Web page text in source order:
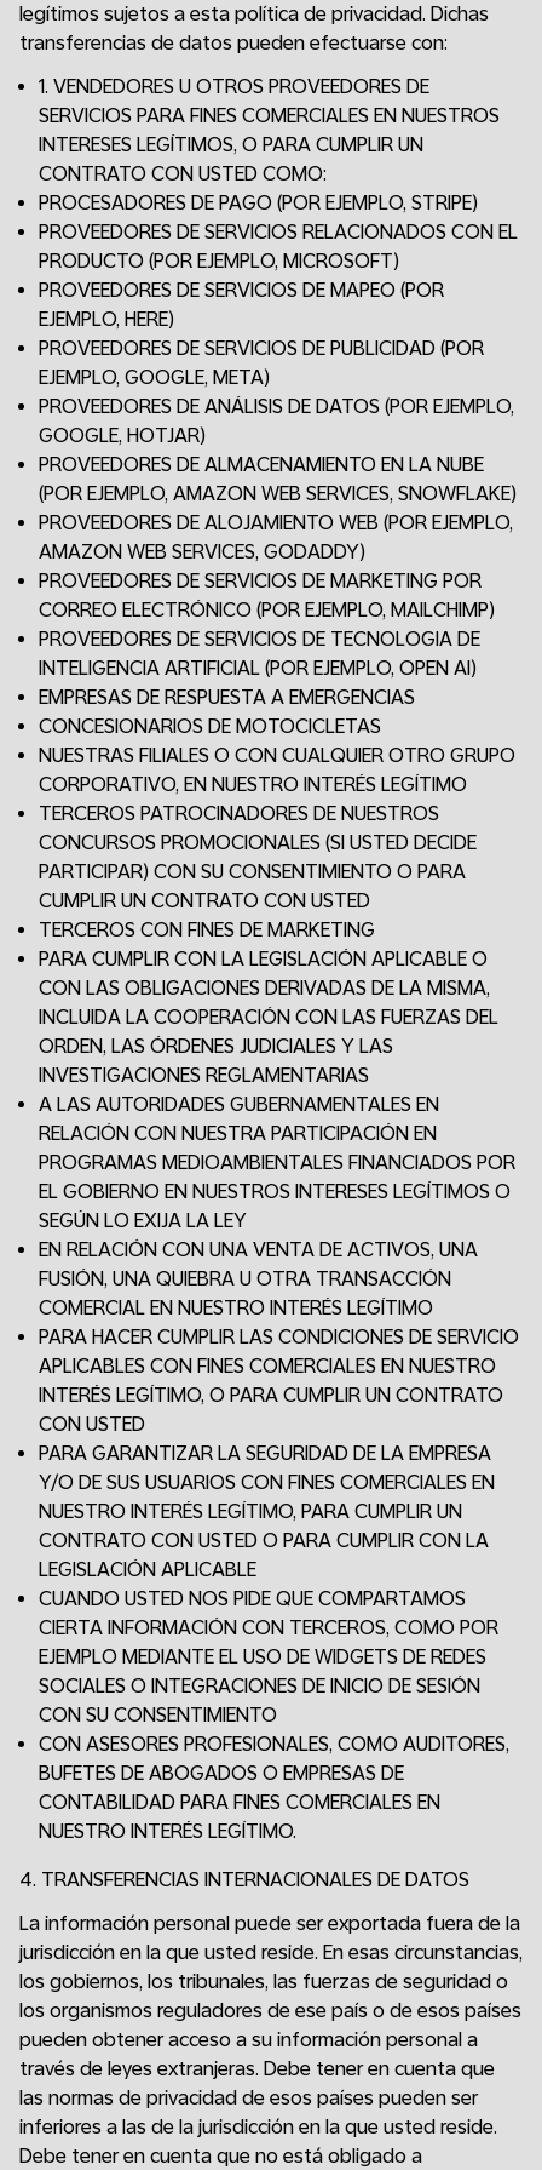
legítimos sujetos a esta política de privacidad. Dichas
transferencias de datos pueden efectuarse con:
1. VENDEDORES U OTROS PROVEEDORES DE
SERVICIOS PARA FINES COMERCIALES EN NUESTROS
INTERESES LEGÍTIMOS, O PARA CUMPLIR UN
CONTRATO CON USTED COMO:
PROCESADORES DE PAGO (POR EJEMPLO, STRIPE)
PROVEEDORES DE SERVICIOS RELACIONADOS CON EL
PRODUCTO (POR EJEMPLO, MICROSOFT)
PROVEEDORES DE SERVICIOS DE MAPEO (POR
EJEMPLO, HERE)
PROVEEDORES DE SERVICIOS DE PUBLICIDAD (POR
EJEMPLO, GOOGLE, META)
PROVEEDORES DE ANÁLISIS DE DATOS (POR EJEMPLO,
GOOGLE, HOTJAR)
PROVEEDORES DE ALMACENAMIENTO EN LA NUBE
(POR EJEMPLO, AMAZON WEB SERVICES, SNOWFLAKE)
PROVEEDORES DE ALOJAMIENTO WEB (POR EJEMPLO,
AMAZON WEB SERVICES, GODADDY)
PROVEEDORES DE SERVICIOS DE MARKETING POR
CORREO ELECTRÓNICO (POR EJEMPLO, MAILCHIMP)
PROVEEDORES DE SERVICIOS DE TECNOLOGIA DE
INTELIGENCIA ARTIFICIAL (POR EJEMPLO, OPEN AI)
EMPRESAS DE RESPUESTA A EMERGENCIAS
CONCESIONARIOS DE MOTOCICLETAS
NUESTRAS FILIALES O CON CUALQUIER OTRO GRUPO
CORPORATIVO, EN NUESTRO INTERÉS LEGÍTIMO
TERCEROS PATROCINADORES DE NUESTROS
CONCURSOS PROMOCIONALES (SI USTED DECIDE
PARTICIPAR) CON SU CONSENTIMIENTO O PARA
CUMPLIR UN CONTRATO CON USTED
TERCEROS CON FINES DE MARKETING
PARA CUMPLIR CON LA LEGISLACIÓN APLICABLE O
CON LAS OBLIGACIONES DERIVADAS DE LA MISMA,
INCLUIDA LA COOPERACIÓN CON LAS FUERZAS DEL
ORDEN, LAS ÓRDENES JUDICIALES Y LAS
INVESTIGACIONES REGLAMENTARIAS
A LAS AUTORIDADES GUBERNAMENTALES EN
RELACIÓN CON NUESTRA PARTICIPACIÓN EN
PROGRAMAS MEDIOAMBIENTALES FINANCIADOS POR
EL GOBIERNO EN NUESTROS INTERESES LEGÍTIMOS O
SEGÚN LO EXIJA LA LEY
EN RELACIÓN CON UNA VENTA DE ACTIVOS, UNA
FUSIÓN, UNA QUIEBRA U OTRA TRANSACCIÓN
COMERCIAL EN NUESTRO INTERÉS LEGÍTIMO
PARA HACER CUMPLIR LAS CONDICIONES DE SERVICIO
APLICABLES CON FINES COMERCIALES EN NUESTRO
INTERÉS LEGÍTIMO, O PARA CUMPLIR UN CONTRATO
CON USTED
PARA GARANTIZAR LA SEGURIDAD DE LA EMPRESA
Y/O DE SUS USUARIOS CON FINES COMERCIALES EN
NUESTRO INTERÉS LEGÍTIMO, PARA CUMPLIR UN
CONTRATO CON USTED O PARA CUMPLIR CON LA
LEGISLACIÓN APLICABLE
CUANDO USTED NOS PIDE QUE COMPARTAMOS
CIERTA INFORMACIÓN CON TERCEROS, COMO POR
EJEMPLO MEDIANTE EL USO DE WIDGETS DE REDES
SOCIALES O INTEGRACIONES DE INICIO DE SESIÓN
CON SU CONSENTIMIENTO
CON ASESORES PROFESIONALES, COMO AUDITORES,
BUFETES DE ABOGADOS O EMPRESAS DE
CONTABILIDAD PARA FINES COMERCIALES EN
NUESTRO INTERÉS LEGÍTIMO.
4. TRANSFERENCIAS INTERNACIONALES DE DATOS
La información personal puede ser exportada fuera de la
jurisdicción en la que usted reside. En esas circunstancias,
los gobiernos, los tribunales, las fuerzas de seguridad o
los organismos reguladores de ese país o de esos países
pueden obtener acceso a su información personal a
través de leyes extranjeras. Debe tener en cuenta que
las normas de privacidad de esos países pueden ser
inferiores a las de la jurisdicción en la que usted reside.
Debe tener en cuenta que no está obligado a